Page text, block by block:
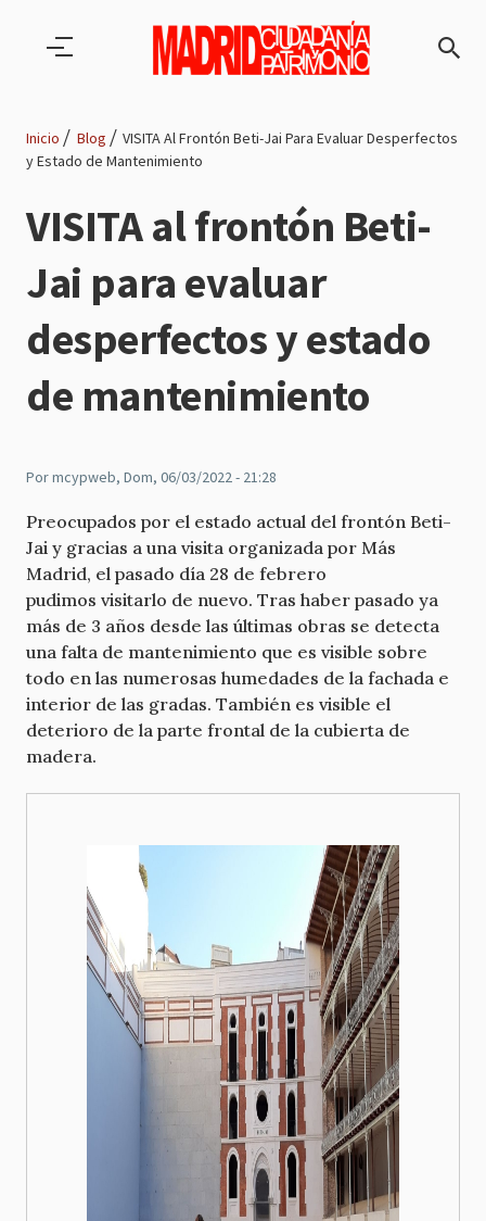
de
navegación
Inicio Blog
VISITA Al Frontón Beti-Jai Para Evaluar Desperfectos
y Estado de Mantenimiento
VISITA al frontón Beti-
Jai para evaluar
desperfectos y estado
de mantenimiento
Pormcypweb, Dom, 06/03/2022 - 21:28
Preocupados por el estado actual del frontón Beti-
Jai y gracias a una visita organizada por Más
Madrid, el pasado día 28 de febrero
pudimos visitarlo de nuevo. Tras haber pasado ya
más de 3 años desde las últimas obras se detecta
una falta de mantenimiento que es visible sobre
todo en las numerosas humedades de la fachada e
interior de las gradas. También es visible el
deterioro de la parte frontal de la cubierta de
madera.